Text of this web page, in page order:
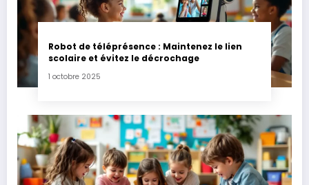
Robot de téléprésence : Maintenez le lien
scolaire et évitez le décrochage
1 octobre 2025